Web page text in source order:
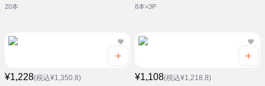
20本 8本×3P
¥1,228(税込¥1,350.8) ¥1,108(税込¥1,218.8)